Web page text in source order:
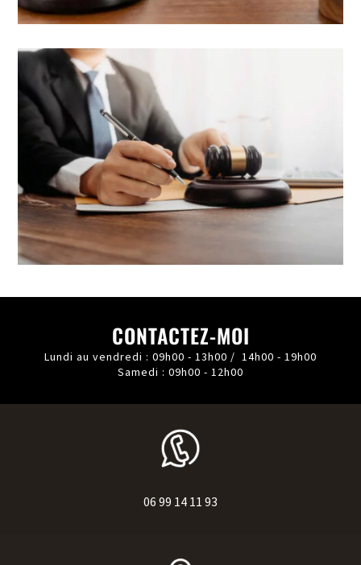
CONTACTEZ-MOI
Lundi au vendredi : 09h00 - 13h00 / 14h00 - 19h00
Samedi : 09h00 - 12h00
06 99 14 11 93